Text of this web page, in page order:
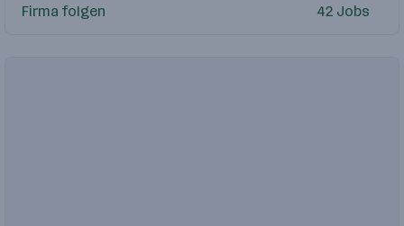
Firma folgen 42 Jobs